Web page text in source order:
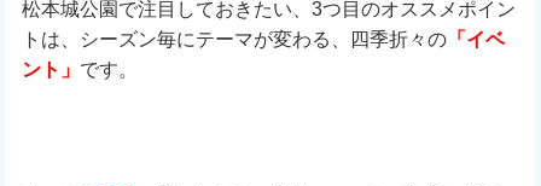
松本城公園で注目しておきたい、3つ目のオススメポイン
トは、シーズン毎にテーマが変わる、四季折々の「イベ
ント」 です。